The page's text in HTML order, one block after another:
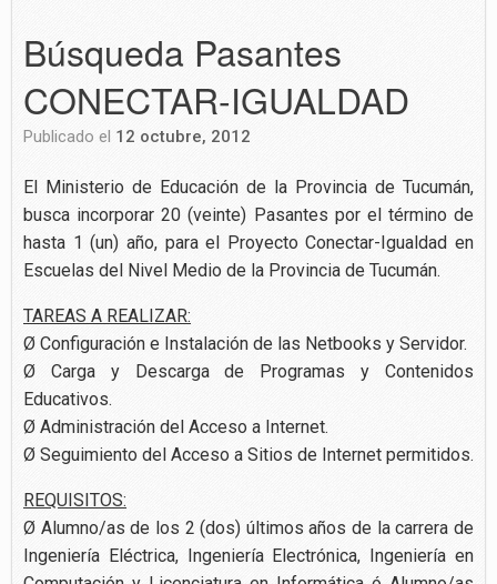
Búsqueda Pasantes
CONECTAR-IGUALDAD
Publicado el 12 octubre, 2012
El Ministerio de Educación de la Provincia de Tucumán,
busca incorporar 20 (veinte) Pasantes por el término de
hasta 1 (un) año, para el Proyecto Conectar-Igualdad en
Escuelas del Nivel Medio de la Provincia de Tucumán.
TAREAS A REALIZAR:
Ø Configuración e Instalación de las Netbooks y Servidor.
Ø Carga y Descarga de Programas y Contenidos
Educativos.
Ø Administración del Acceso a Internet.
Ø Seguimiento del Acceso a Sitios de Internet permitidos.
REQUISITOS:
Ø Alumno/as de los 2 (dos) últimos años de la carrera de
Ingeniería Eléctrica, Ingeniería Electrónica, Ingeniería en